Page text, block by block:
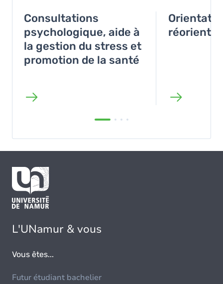
Consultations
psychologique, aide à
la gestion du stress et
promotion de la santé
L'UNamur & vous
Vous êtes...
Futur étudiant bachelier